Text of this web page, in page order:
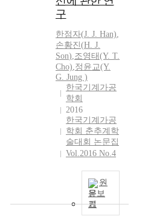
구
한점자(J. J. Han),
손황진(H. J.
Son),조영태(Y. T.
Cho),정윤교(Y.
G. Jung )
한국기계가공
학회
2016
한국기계가공
학회 춘추계학
술대회 논문집
Vol.2016 No.4
원
문보
기